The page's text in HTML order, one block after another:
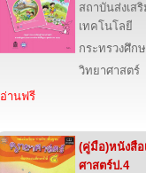
สถาบันส่งเส
เทคโนโลยี
กระทรวงศึก
วิทยาศาสตร์
อ่านฟรี
(คู่มือ)หนังสื
ศาสตร์ป.4